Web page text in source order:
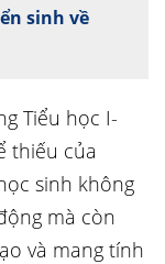
sinh về
Tiểu học I-
thiếu của
sinh không
mà còn
và mang tính